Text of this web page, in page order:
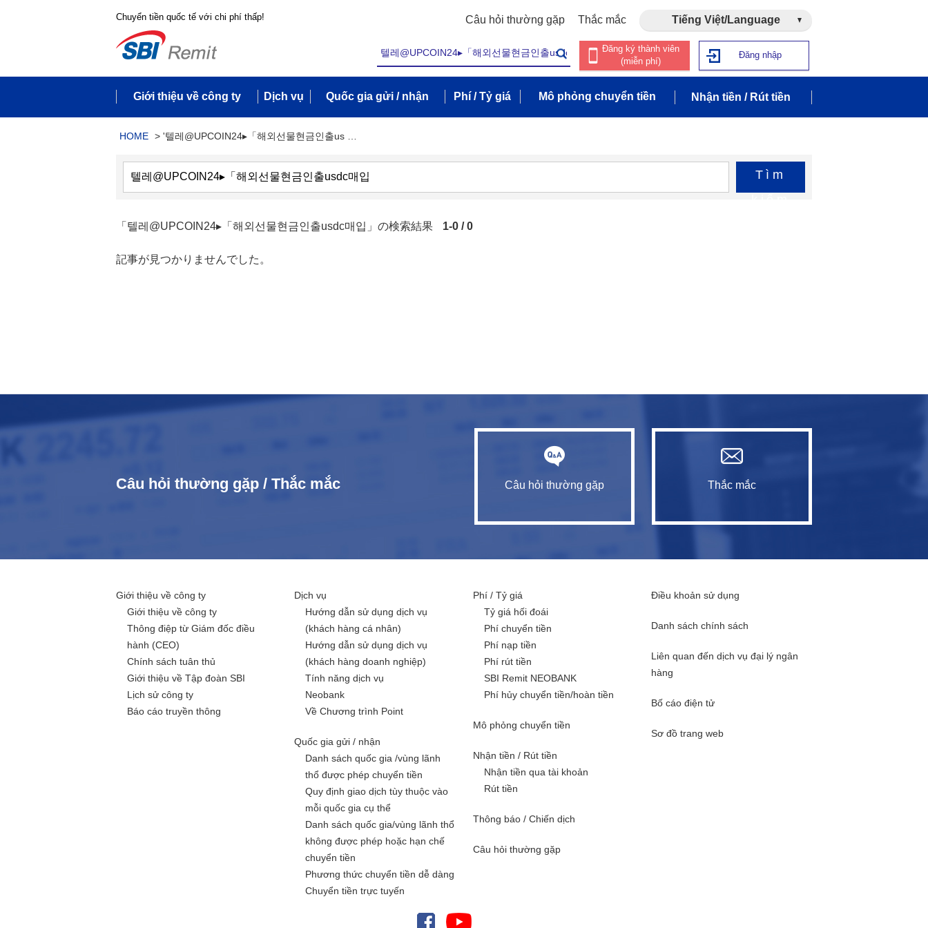
Chuyển tiền quốc tế với chi phí thấp! Câu hỏi thường gặp Thắc mắc Tiếng Việt/Language
Đăng ký thành viên
(miễn phí)
Đăng nhập
Giới thiệu về công ty Dịch vụ Quốc gia gửi / nhận Phí / Tỷ giá Mô phỏng chuyển tiền Nhận tiền / Rút tiền
HOME > '텔레@UPCOIN24▸「해외선물현금인출us …
Tìm
「텔레@UPCOIN24▸「해외선물현금인출usdc매입」の検索結果 1-0 / 0
記事が見つかりませんでした。
Câu hỏi thường gặp / Thắc mắc Câu hỏi thường gặp Thắc mắc
Giới thiệu về công ty
Giới thiệu về công ty
Thông điệp từ Giám đốc điều
hành (CEO)
Chính sách tuân thủ
Giới thiệu về Tập đoàn SBI
Lịch sử công ty
Báo cáo truyền thông
Dịch vụ
Hướng dẫn sử dụng dịch vụ
(khách hàng cá nhân)
Hướng dẫn sử dụng dịch vụ
(khách hàng doanh nghiệp)
Tính năng dịch vụ
Neobank
Về Chương trình Point
Quốc gia gửi / nhận
Danh sách quốc gia /vùng lãnh
thổ được phép chuyển tiền
Quy định giao dịch tùy thuộc vào
mỗi quốc gia cụ thể
Danh sách quốc gia/vùng lãnh thổ
không được phép hoặc hạn chế
chuyển tiền
Phương thức chuyển tiền dễ dàng
Chuyển tiền trực tuyến
Phí / Tỷ giá
Tỷ giá hối đoái
Phí chuyển tiền
Phí nạp tiền
Phí rút tiền
SBI Remit NEOBANK
Phí hủy chuyển tiền/hoàn tiền
Mô phỏng chuyển tiền
Nhận tiền / Rút tiền
Nhận tiền qua tài khoản
Rút tiền
Thông báo / Chiến dịch
Câu hỏi thường gặp
Điều khoản sử dụng
Danh sách chính sách
Liên quan đến dịch vụ đại lý ngân
hàng
Bố cáo điện tử
Sơ đồ trang web